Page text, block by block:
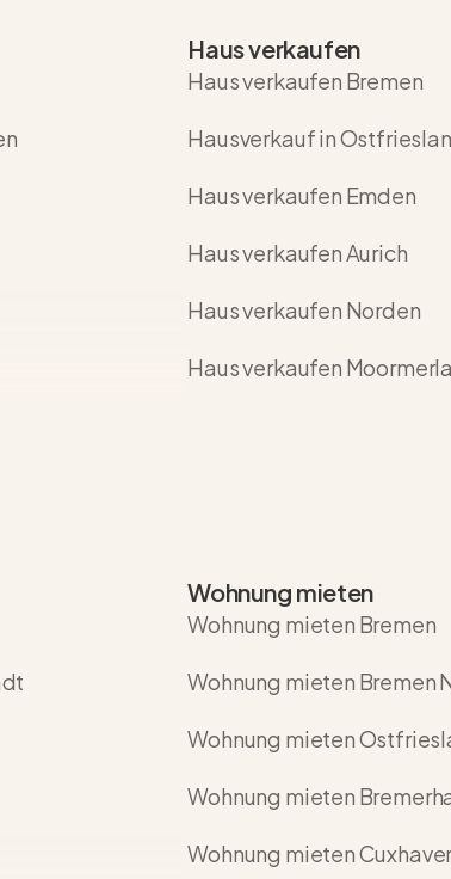
Haus verkaufen
Haus verkaufen Bremen
Hausverkauf in
Haus verkaufen Emden
Haus verkaufen Aurich
Haus verkaufen Norden
Haus verkaufen
Wohnung mieten
Wohnung mieten Bremen
Wohnung mieten Bremen
Wohnung mieten
Wohnung mieten
Wohnung mieten